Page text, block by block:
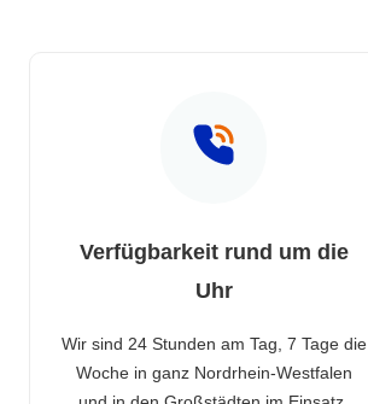
Verfügbarkeit rund um die
Uhr
Wir sind 24 Stunden am Tag, 7 Tage die
Woche in ganz Nordrhein-Westfalen